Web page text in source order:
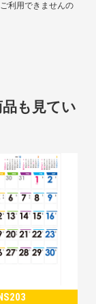
利用できませんの
も見てい